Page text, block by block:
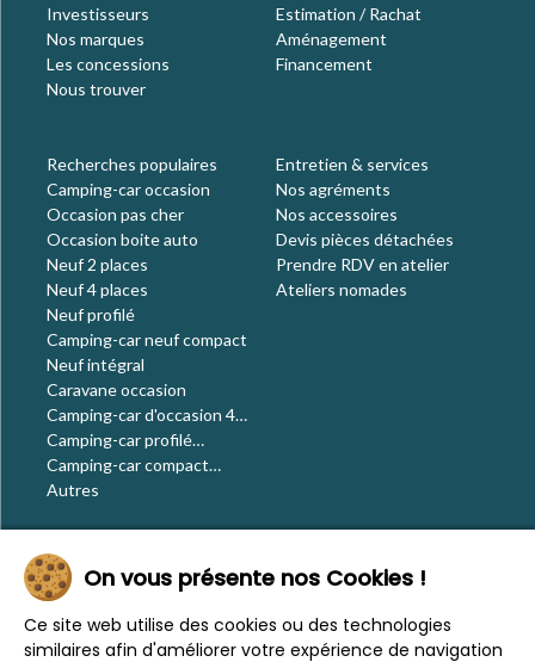
Investisseurs
Nos marques
Les concessions
Nous trouver
Estimation / Rachat
Aménagement
Financement
Recherches populaires
Camping-car occasion
Occasion pas cher
Occasion boite auto
Neuf 2 places
Neuf 4 places
Neuf profilé
Camping-car neuf compact
Neuf intégral
Caravane occasion
Camping-car d'occasion 4
places
Camping-car profilé
occasion
Camping-car compact
occasion
Autres
Entretien & services
Nos agréments
Nos accessoires
Devis pièces détachées
Prendre RDV en atelier
Ateliers nomades
Le blog
Actualités
Évènements
Nos conseils
On vous présente nos Cookies !
Ce site web utilise des cookies ou des technologies
similaires afin d'améliorer votre expérience de navigation